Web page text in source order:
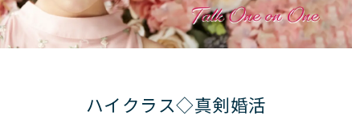
ハイクラス◇真剣婚活